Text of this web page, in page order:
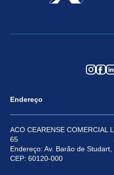
Endereço
ACO CEARENSE COMERCIAL
65
Endereço: Av. Barão de
CEP: 60120-000